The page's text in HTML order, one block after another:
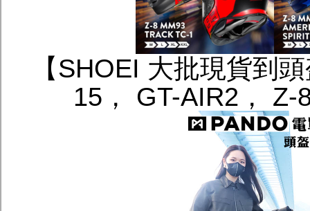
【SHOEI 大批現貨到
15， GT-AIR2， Z-